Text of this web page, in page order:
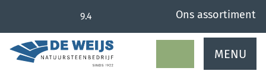
9.4 Ons assortiment
MENU